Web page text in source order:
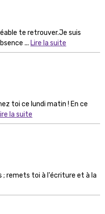
te retrouver.Je suis
... Lire la suite
toi ce lundi matin ! En ce
la suite
; remets toi à l'écriture et à la